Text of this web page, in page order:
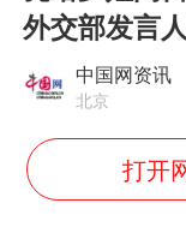
外交部发言
中国网资讯
北京
打开